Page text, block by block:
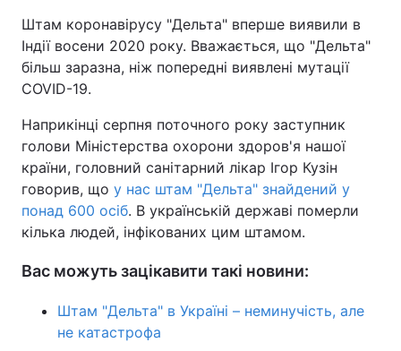
Штам коронавірусу "Дельта" вперше виявили в
Індії восени 2020 року. Вважається, що "Дельта"
більш заразна, ніж попередні виявлені мутації
COVID-19.
Наприкінці серпня поточного року заступник
голови Міністерства охорони здоров'я нашої
країни, головний санітарний лікар Ігор Кузін
говорив, що у нас штам "Дельта" знайдений у
понад 600 осіб. В українській державі померли
кілька людей, інфікованих цим штамом.
Вас можуть зацікавити такі новини:
Штам "Дельта" в Україні – неминучість, але
не катастрофа